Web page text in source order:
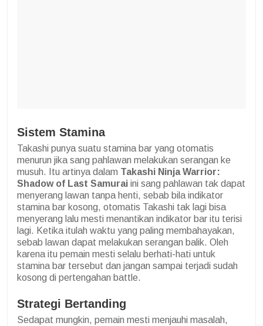
Sistem Stamina
Takashi punya suatu stamina bar yang otomatis
menurun jika sang pahlawan melakukan serangan ke
musuh. Itu artinya dalam Takashi Ninja Warrior:
Shadow of Last Samurai ini sang pahlawan tak dapat
menyerang lawan tanpa henti, sebab bila indikator
stamina bar kosong, otomatis Takashi tak lagi bisa
menyerang lalu mesti menantikan indikator bar itu terisi
lagi. Ketika itulah waktu yang paling membahayakan,
sebab lawan dapat melakukan serangan balik. Oleh
karena itu pemain mesti selalu berhati-hati untuk
stamina bar tersebut dan jangan sampai terjadi sudah
kosong di pertengahan battle.
Strategi Bertanding
Sedapat mungkin, pemain mesti menjauhi masalah,